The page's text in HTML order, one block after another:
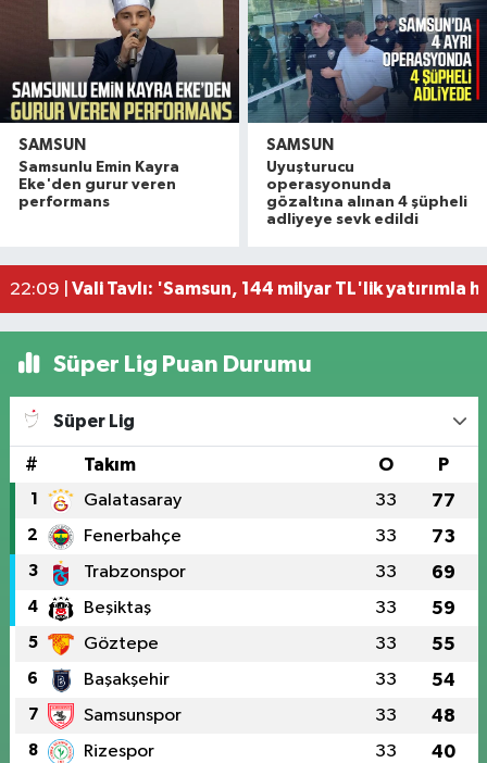
SAMSUN
Samsunlu Emin Kayra
Eke'den gurur veren
performans
SAMSUN
Uyuşturucu
operasyonunda
gözaltına alınan 4 şüpheli
adliyeye sevk edildi
17:16 |Samsun'da 12 bin 308 öğrenci yaz okulu
15:59 |Miliç'e Büyükşehir dokunuşu
Samsun'da dev çekirgeler her yerde!
22:09 | Vali Tavlı: 'Samsun, 144 milyar TL'lik yatırımla
Süper Lig Puan Durumu
Süper Lig
# Takım O P
1 Galatasaray 33 77
2 Fenerbahçe 33 73
3 Trabzonspor 33 69
4 Beşiktaş 33 59
5 Göztepe 33 55
6 Başakşehir 33 54
7 Samsunspor 33 48
8 Rizespor 33 40